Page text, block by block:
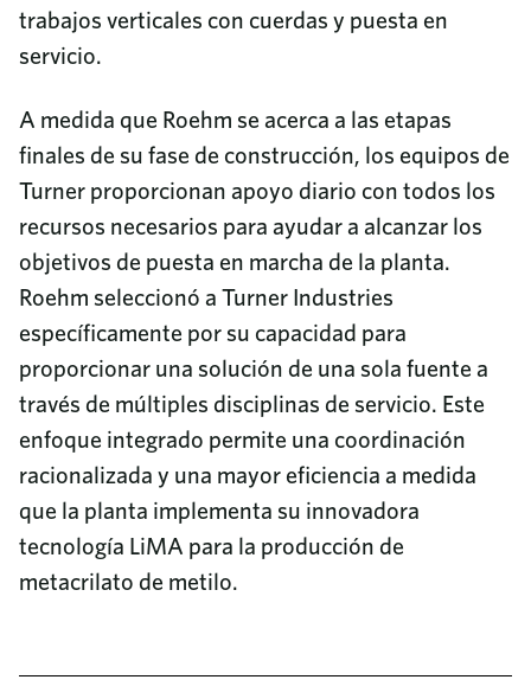
trabajos verticales con cuerdas y puesta en
servicio.
A medida que Roehm se acerca a las etapas
finales de su fase de construcción, los equipos de
Turner proporcionan apoyo diario con todos los
recursos necesarios para ayudar a alcanzar los
objetivos de puesta en marcha de la planta.
Roehm seleccionó a Turner Industries
específicamente por su capacidad para
proporcionar una solución de una sola fuente a
través de múltiples disciplinas de servicio. Este
enfoque integrado permite una coordinación
racionalizada y una mayor eficiencia a medida
que la planta implementa su innovadora
tecnología LiMA para la producción de
metacrilato de metilo.